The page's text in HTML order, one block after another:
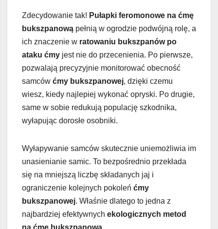
Zdecydowanie tak! Pułapki feromonowe na ćmę
bukszpanową pełnią w ogrodzie podwójną rolę, a
ich znaczenie w ratowaniu bukszpanów po
ataku ćmy jest nie do przecenienia. Po pierwsze,
pozwalają precyzyjnie monitorować obecność
samców ćmy bukszpanowej, dzięki czemu
wiesz, kiedy najlepiej wykonać opryski. Po drugie,
same w sobie redukują populację szkodnika,
wyłapując dorosłe osobniki.
Wyłapywanie samców skutecznie uniemożliwia im
unasienianie samic. To bezpośrednio przekłada
się na mniejszą liczbę składanych jaj i
ograniczenie kolejnych pokoleń ćmy
bukszpanowej. Właśnie dlatego to jedna z
najbardziej efektywnych ekologicznych metod
na ćmę bukszpanową